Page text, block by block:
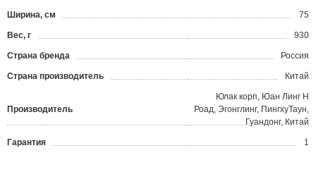
Ширина, см 75
Вес, г 930
Страна бренда Россия
Страна производитель Китай
Производитель
Юлак корп, Юан Линг Н
Роад, Эгонглинг, ПингхуТаун,
Гуандонг, Китай
Гарантия 1